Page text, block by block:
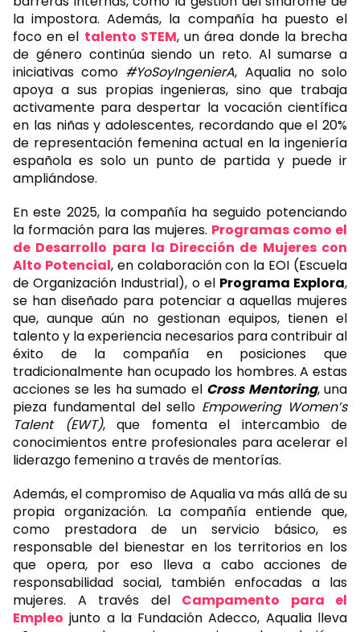
la impostora. Además, la compañía ha puesto el
foco en el talento STEM, un área donde la brecha
de género continúa siendo un reto. Al sumarse a
iniciativas como #YoSoyIngenierA, Aqualia no solo
apoya a sus propias ingenieras, sino que trabaja
activamente para despertar la vocación científica
en las niñas y adolescentes, recordando que el 20%
de representación femenina actual en la ingeniería
española es solo un punto de partida y puede ir
ampliándose.
En este 2025, la compañía ha seguido potenciando
la formación para las mujeres. Programas como el
de Desarrollo para la Dirección de Mujeres con
Alto Potencial, en colaboración con la EOI (Escuela
de Organización Industrial), o el Programa Explora,
se han diseñado para potenciar a aquellas mujeres
que, aunque aún no gestionan equipos, tienen el
talento y la experiencia necesarios para contribuir al
éxito de la compañía en posiciones que
tradicionalmente han ocupado los hombres. A estas
acciones se les ha sumado el Cross Mentoring, una
pieza fundamental del sello Empowering Women’s
Talent (EWT), que fomenta el intercambio de
conocimientos entre profesionales para acelerar el
liderazgo femenino a través de mentorías.
Además, el compromiso de Aqualia va más allá de su
propia organización. La compañía entiende que,
como prestadora de un servicio básico, es
responsable del bienestar en los territorios en los
que opera, por eso lleva a cabo acciones de
responsabilidad social, también enfocadas a las
mujeres. A través del Campamento para el
Empleo junto a la Fundación Adecco, Aqualia lleva